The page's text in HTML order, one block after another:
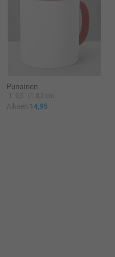
Punainen
9,5 8,2 cm
Alkaen 14,95